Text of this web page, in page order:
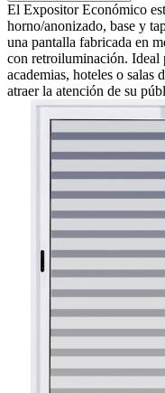
El Expositor Económico
horno/anonizado, base y
una pantalla fabricada en
con retroiluminación. Ideal
academias, hoteles o salas
atraer la atención de su